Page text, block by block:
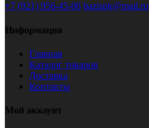
+7 (921) 956-45-06 bazispk@mail.ru
Информация
Главная
Каталог товаров
Доставка
Контакты
Мой аккаунт